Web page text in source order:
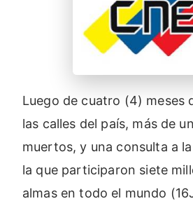
Luego de cuatro (4) meses
las calles del país, más de
muertos, y una consulta a
la que participaron siete
almas en todo el mundo